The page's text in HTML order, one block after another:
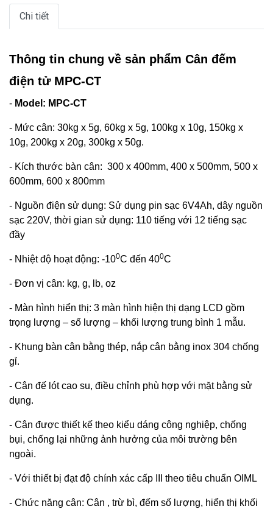
Chi tiết
Thông tin chung về sản phẩm Cân đếm
điện tử MPC-CT
- Model: MPC-CT
- Mức cân: 30kg x 5g, 60kg x 5g, 100kg x 10g, 150kg x
10g, 200kg x 20g, 300kg x 50g.
- Kích thước bàn cân: 300 x 400mm, 400 x 500mm, 500 x
600mm, 600 x 800mm
- Nguồn điện sử dụng: Sử dụng pin sạc 6V4Ah, dây nguồn
sạc 220V, thời gian sử dụng: 110 tiếng với 12 tiếng sạc
đầy
- Nhiệt độ hoạt động: -100C đến 400C
- Đơn vị cân: kg, g, lb, oz
- Màn hình hiển thị: 3 màn hình hiện thị dạng LCD gồm
trọng lượng – số lượng – khối lượng trung bình 1 mẫu.
- Khung bàn cân bằng thép, nắp cân bằng inox 304 chống
gỉ.
- Cân đế lót cao su, điều chỉnh phù hợp với mặt bằng sử
dụng.
- Cân được thiết kế theo kiểu dáng công nghiệp, chống
bụi, chống lại những ảnh hưởng của môi trường bên
ngoài.
- Với thiết bị đạt độ chính xác cấp III theo tiêu chuẩn OIML
- Chức năng cân: Cân , trừ bì, đếm số lượng, hiển thị khối